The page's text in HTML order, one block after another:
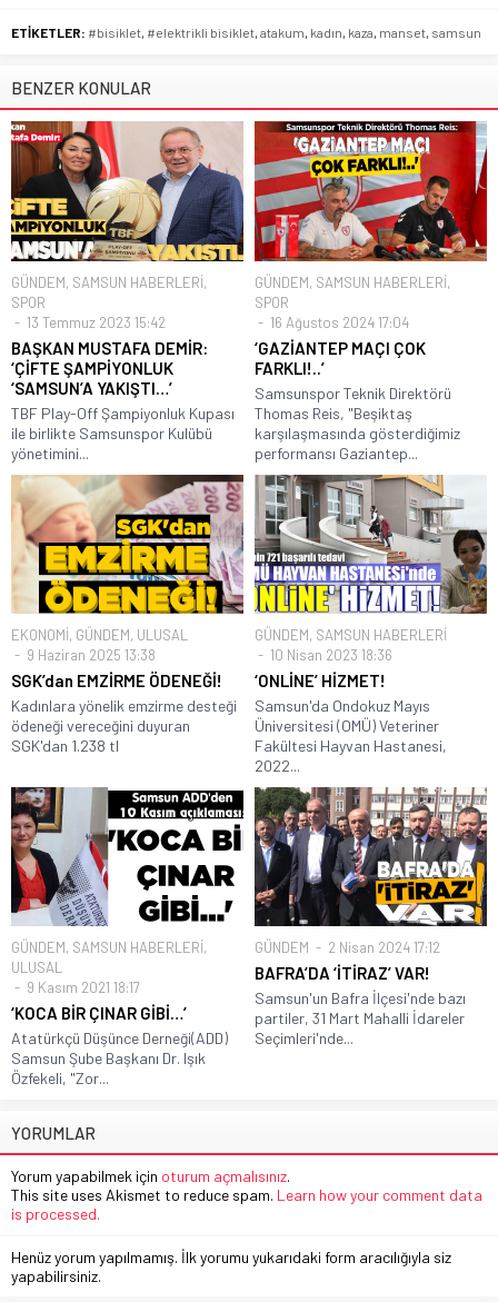
ETİKETLER: #bisiklet, #elektrikli bisiklet, atakum, kadın, kaza, manset, samsun
BENZER KONULAR
GÜNDEM, SAMSUN HABERLERİ,
SPOR
13 Temmuz 2023 15:42
BAŞKAN MUSTAFA DEMİR:
‘ÇİFTE ŞAMPİYONLUK
‘SAMSUN’A YAKIŞTI…’
TBF Play-Off Şampiyonluk Kupası
ile birlikte Samsunspor Kulübü
yönetimini...
GÜNDEM, SAMSUN HABERLERİ,
SPOR
16 Ağustos 2024 17:04
‘GAZİANTEP MAÇI ÇOK
FARKLI!..’
Samsunspor Teknik Direktörü
Thomas Reis, "Beşiktaş
karşılaşmasında gösterdiğimiz
performansı Gaziantep...
EKONOMİ, GÜNDEM, ULUSAL
9 Haziran 2025 13:38
SGK’dan EMZİRME ÖDENEĞİ!
Kadınlara yönelik emzirme desteği
ödeneği vereceğini duyuran
SGK'dan 1.238 tl
GÜNDEM, SAMSUN HABERLERİ
10 Nisan 2023 18:36
‘ONLİNE’ HİZMET!
Samsun'da Ondokuz Mayıs
Üniversitesi (OMÜ) Veteriner
Fakültesi Hayvan Hastanesi,
2022...
GÜNDEM, SAMSUN HABERLERİ,
ULUSAL
9 Kasım 2021 18:17
‘KOCA BİR ÇINAR GİBİ…’
Atatürkçü Düşünce Derneği(ADD)
Samsun Şube Başkanı Dr. Işık
Özfekeli, "Zor...
GÜNDEM 2 Nisan 2024 17:12
BAFRA’DA ‘İTİRAZ’ VAR!
Samsun'un Bafra İlçesi'nde bazı
partiler, 31 Mart Mahalli İdareler
Seçimleri'nde...
YORUMLAR
Yorum yapabilmek için oturum açmalısınız.
This site uses Akismet to reduce spam. Learn how your comment data
is processed.
Henüz yorum yapılmamış. İlk yorumu yukarıdaki form aracılığıyla siz
yapabilirsiniz.